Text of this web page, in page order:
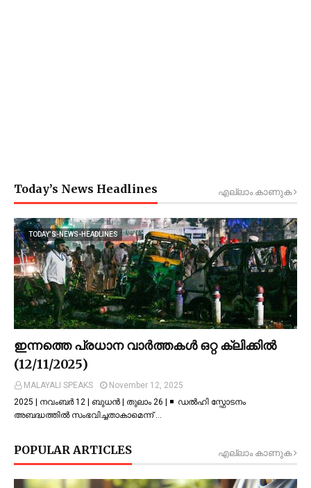
Today’s News Headlines എല്ലാം കാണുക
TODAY’S-NEWS-HEADLINES
ഇന്നത്തെ പ്രധാന വാർത്തകൾ ഒറ്റ ക്ലിക്കിൽ
(12/11/2025)
MALAYALI SPEAKS
November 12, 2025
2025 | നവംബർ 12 | ബുധൻ | തുലാം 26 | ◾ ഡല്‍ഹി സ്ഫോടനം
അബദ്ധത്തില്‍ സംഭവിച്ചതാകാമെന്ന് …
POPULAR ARTICLES എല്ലാം കാണുക